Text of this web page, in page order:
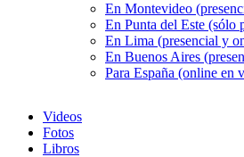
En Montevideo
En Punta del Este (sólo
En Lima (presencial y
En Buenos Aires
Para España (online en
Videos
Fotos
Libros